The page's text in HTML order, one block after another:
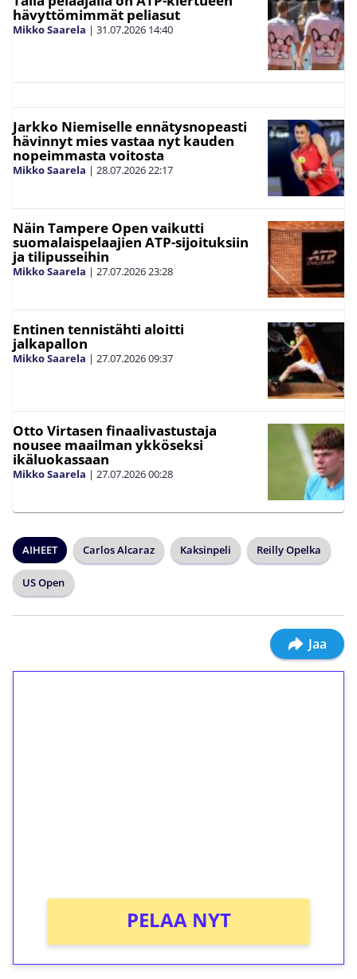
hävyttömimmät peliasut
Mikko Saarela | 31.07.2026 14:40
Jarkko Niemiselle ennätysnopeasti
hävinnyt mies vastaa nyt kauden
nopeimmasta voitosta
Mikko Saarela | 28.07.202622:17
Näin Tampere Open vaikutti
suomalaispelaajien ATP-sijoituksiin
ja tilipusseihin
Mikko Saarela | 27.07.202623:28
Entinen tennistähti aloitti
jalkapallon
Mikko Saarela | 27.07.202609:37
Otto Virtasen finaalivastustaja
nousee maailman ykköseksi
ikäluokassaan
Mikko Saarela | 27.07.202600:28
AIHEET Carlos Alcaraz Kaksinpeli Reilly Opelka
US Open
Jaa
PELAA NYT